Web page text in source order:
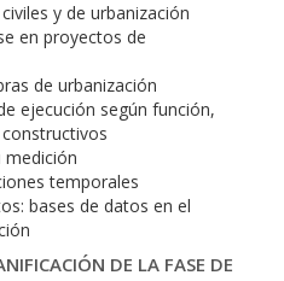
y de urbanización
en proyectos de
de urbanización
ejecución según función,
medición
temporales
bases de datos en el
DE LA FASE DE